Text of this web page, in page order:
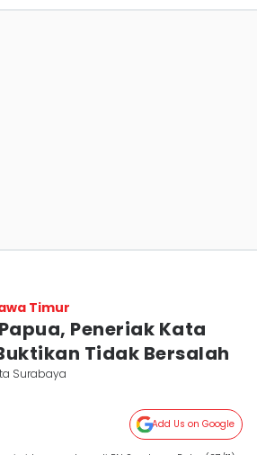
Timur
Peneriak Kata
Tidak Bersalah
Surabaya
Add Us on Google